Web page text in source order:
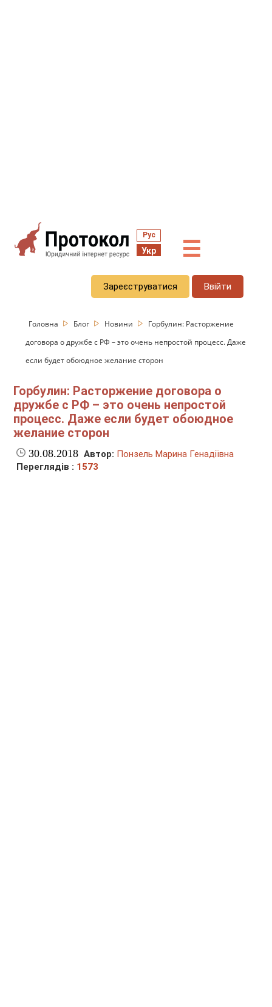
Рус
Укр ☰
Зареєструватися Ввійти
Головна Блог Новини
Горбулин: Расторжение
договора о дружбе с РФ – это очень непростой процесс. Даже
если будет обоюдное желание сторон
Горбулин: Расторжение договора о
дружбе с РФ – это очень непростой
процесс. Даже если будет обоюдное
желание сторон
30.08.2018 Автор: Понзель Марина Генадіївна
Переглядів : 1573